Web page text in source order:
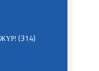
(314)